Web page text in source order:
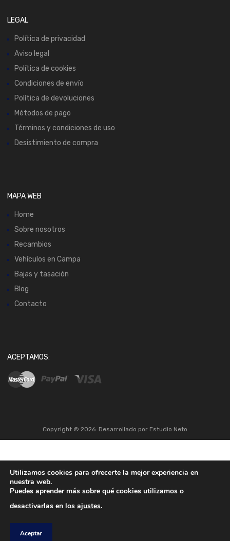
LEGAL
Política de privacidad
Aviso legal
Política de cookies
Condiciones de envío
Política de devoluciones
Métodos de pago
Términos y condiciones de uso
Desistimiento de compra
MAPA WEB
Home
Sobre nosotros
Recambios
Vehículos en Campa
Bajas y tasación
Blog
Contacto
ACEPTAMOS:
Copyright © 2026 Desarrollado por Estudio Neto
Utilizamos cookies para ofrecerte la mejor experiencia en
nuestra web.
Puedes aprender más sobre qué cookies utilizamos o
desactivarlas en los ajustes.
Aceptar